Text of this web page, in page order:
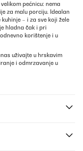
pećnicu: nema
za malu porciju. Idealan
– i za sve koji žele
hladna čak i pri
korištenje i u
uživajte u hrskavim
i odmrzavanje u